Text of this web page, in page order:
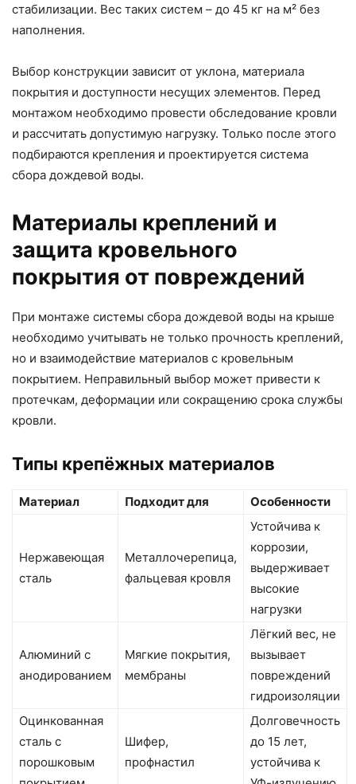
стабилизации. Вес таких систем – до 45 кг на м² без
наполнения.
Выбор конструкции зависит от уклона, материала
покрытия и доступности несущих элементов. Перед
монтажом необходимо провести обследование кровли
и рассчитать допустимую нагрузку. Только после этого
подбираются крепления и проектируется система
сбора дождевой воды.
Материалы креплений и
защита кровельного
покрытия от повреждений
При монтаже системы сбора дождевой воды на крыше
необходимо учитывать не только прочность креплений,
но и взаимодействие материалов с кровельным
покрытием. Неправильный выбор может привести к
протечкам, деформации или сокращению срока службы
кровли.
Типы крепёжных материалов
Материал Подходит для Особенности
Нержавеющая
сталь
Металлочерепица,
фальцевая кровля
Устойчива к
коррозии,
выдерживает
высокие
нагрузки
Алюминий с
анодированием
Мягкие покрытия,
мембраны
Лёгкий вес, не
вызывает
повреждений
гидроизоляции
Оцинкованная
сталь с
порошковым
Шифер,
профнастил
Долговечность
до 15 лет,
устойчива к